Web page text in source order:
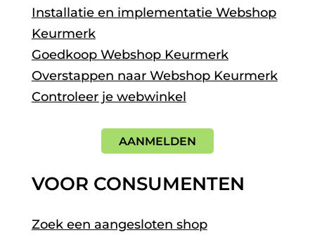
Installatie en implementatie Webshop
Keurmerk
Goedkoop Webshop Keurmerk
Overstappen naar Webshop Keurmerk
Controleer je webwinkel
AANMELDEN
VOOR CONSUMENTEN
Zoek een aangesloten shop